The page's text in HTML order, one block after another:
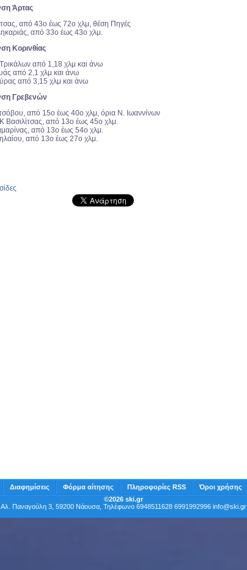
Άρτας
από 43ο έως 72ο χλμ, θέση Πηγές
από 33ο έως 43ο χλμ.
Κορινθίας
από 1,18 χλμ και άνω
από 2,1 χλμ και άνω
από 3,15 χλμ και άνω
Γρεβενών
από 15ο έως 40ο χλμ, όρια Ν. Ιωαννίνων
από 13ο έως 45ο χλμ.
από 13ο έως 54ο χλμ.
από 13ο έως 27ο χλμ.
Διαφημίσεις Φόρμα αίτησης Πληροφορίες RSS Όροι χρήσης
©2026 ski.gr
Αλ. Παναγούλη 3, 59200 Νάουσα, Τηλέφωνο 6948511628 6991992996 info@ski.gr